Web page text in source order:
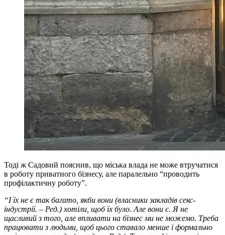
Тоді ж Садовий пояснив, що міська влада не може втручатися
в роботу приватного бізнесу, але паралельно “проводить
профілактичну роботу”.
“І їх не є так багато, якби вони (власники закладів секс-
індустрії. – Ред.) хотіли, щоб їх було. Але вони є. Я не
щасливий з того, але впливати на бізнес ми не можемо. Треба
працювати з людьми, щоб цього ставало менше і формально